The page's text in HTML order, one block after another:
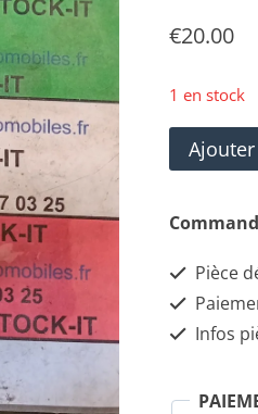
€20.00
1 en stock
quantité
de
Alfa
156
commande
Pièce
Infos